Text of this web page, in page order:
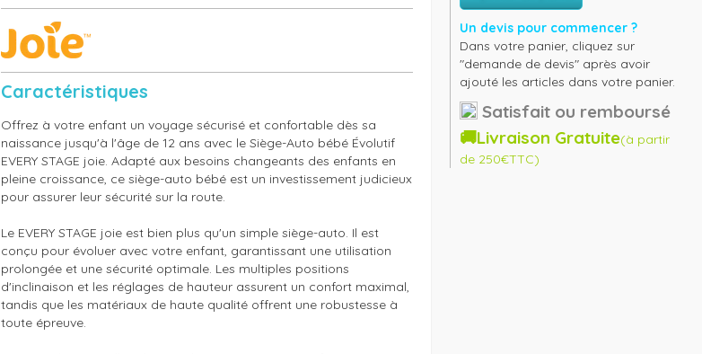
Caractéristiques
Offrez à votre enfant un voyage sécurisé et confortable dès sa
naissance jusqu'à l'âge de 12 ans avec le Siège-Auto bébé Évolutif
EVERY STAGE joie. Adapté aux besoins changeants des enfants en
pleine croissance, ce siège-auto bébé est un investissement judicieux
pour assurer leur sécurité sur la route.
Le EVERY STAGE joie est bien plus qu'un simple siège-auto. Il est
conçu pour évoluer avec votre enfant, garantissant une utilisation
prolongée et une sécurité optimale. Les multiples positions
d'inclinaison et les réglages de hauteur assurent un confort maximal,
tandis que les matériaux de haute qualité offrent une robustesse à
toute épreuve.
Un devis pour commencer ?
Dans votre panier, cliquez sur
"demande de devis" après avoir
ajouté les articles dans votre panier.
Satisfait ou remboursé
🚚Livraison Gratuite(à partir
de 250€TTC)